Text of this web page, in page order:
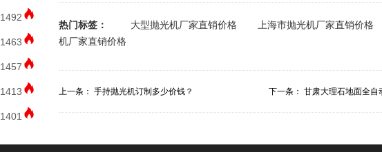
热门标签： 大型抛光机厂家直销价格 上海市抛光机厂家直销价格
机厂家直销价格
上一条： 手持抛光机订制多少价钱？ 下一条： 甘肃大理石地面全自
1492
1463
1457
1413
1401